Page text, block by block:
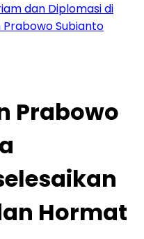
dan Diplomasi di
Prabowo Subianto
Prabowo
Hormat